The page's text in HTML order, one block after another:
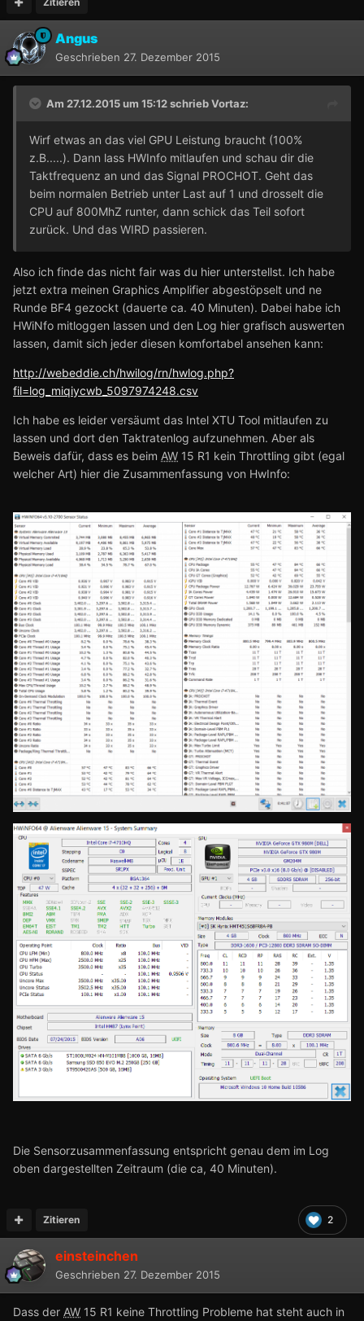
Angus
Geschrieben 27. Dezember 2015
Am 27.12.2015 um 15:12 schriebVortaz:
Wirf etwas an das viel GPU Leistung braucht (100%
z.B.....). Dann lass HWInfo mitlaufen und schau dir die
Taktfrequenz an und das Signal PROCHOT. Geht das
beim normalen Betrieb unter Last auf 1 und drosselt die
CPU auf 800MhZ runter, dann schick das Teil sofort
zurück. Und das WIRD passieren.
Also ich finde das nicht fair was du hier unterstellst. Ich habe
jetzt extra meinen Graphics Amplifier abgestöpselt und ne
Runde BF4 gezockt (dauerte ca. 40 Minuten). Dabei habe ich
HWiNfo mitloggen lassen und den Log hier grafisch auswerten
lassen, damit sich jeder diesen komfortabel ansehen kann:
http://webeddie.ch/hwilog/rn/hwlog.php?
fil=log_miqiycwb_5097974248.csv
Ich habe es leider versäumt das Intel XTU Tool mitlaufen zu
lassen und dort den Taktratenlog aufzunehmen. Aber als
Beweis dafür, dass es beim AW 15 R1 kein Throttling gibt (egal
welcher Art) hier die Zusammenfassung von HwInfo:
Die Sensorzusammenfassung entspricht genau dem im Log
oben dargestellten Zeitraum (die ca, 40 Minuten).
2
Zitieren
einsteinchen
Geschrieben 27. Dezember 2015
Dass der AW 15 R1 keine Throttling Probleme hat steht auch in